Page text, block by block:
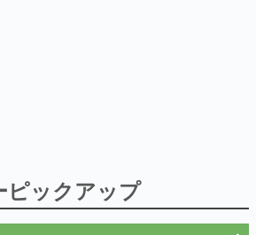
「現実より意味のある仮想世界を作る」
──『EVE Online』の生みの親が18年掲げ